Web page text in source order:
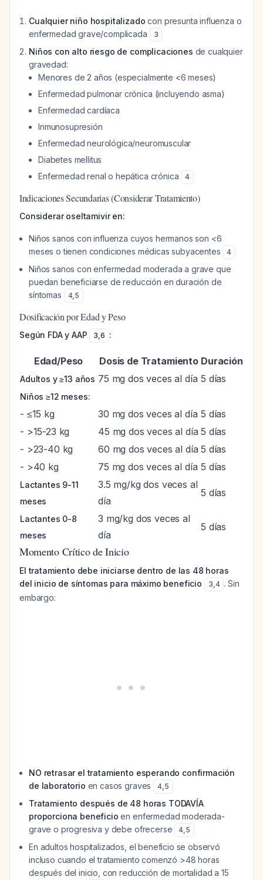
Cualquier niño hospitalizado con presunta influenza o
enfermedad grave/complicada
3
Niños con alto riesgo de complicaciones de cualquier
gravedad:
Menores de 2 años (especialmente <6 meses)
Enfermedad pulmonar crónica (incluyendo asma)
Enfermedad cardíaca
Inmunosupresión
Enfermedad neurológica/neuromuscular
Diabetes mellitus
Enfermedad renal o hepática crónica
4
Indicaciones Secundarias (Considerar Tratamiento)
Considerar oseltamivir en:
Niños sanos con influenza cuyos hermanos son <6
meses o tienen condiciones médicas subyacentes
4
Niños sanos con enfermedad moderada a grave que
puedan beneficiarse de reducción en duración de
síntomas
4,5
Dosificación por Edad y Peso
Según FDA y AAP 3,6 :
Edad/Peso Dosis de Tratamiento Duración
Adultos y ≥13 años 75 mg dos veces al día 5 días
Niños ≥12 meses:
- ≤15 kg 30 mg dos veces al día 5 días
- >15-23 kg
45 mg dos veces al día 5 días
- >23-40 kg
60 mg dos veces al día 5 días
- >40 kg
75 mg dos veces al día 5 días
Lactantes 9-11
meses
3.5 mg/kg dos veces al
día
5 días
Lactantes 0-8
meses
3 mg/kg dos veces al
día
5 días
Momento Crítico de Inicio
El tratamiento debe iniciarse dentro de las 48 horas
del inicio de síntomas para máximo beneficio
3,4 . Sin
embargo:
NO retrasar el tratamiento esperando confirmación
de laboratorio en casos graves 4,5
Tratamiento después de 48 horas TODAVÍA
proporciona beneficio en enfermedad moderada-
grave o progresiva y debe ofrecerse
4,5
En adultos hospitalizados, el beneficio se observó
incluso cuando el tratamiento comenzó >48 horas
después del inicio, con reducción de mortalidad a 15